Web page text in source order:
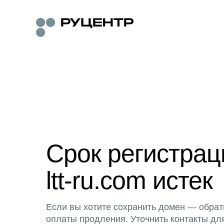
Срок
ltt-ru.com истек
Если вы хотите сохранить домен —
оплаты продления. Уточнить контакты